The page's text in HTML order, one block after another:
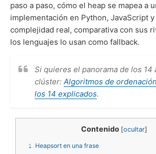
paso a paso, cómo el heap se mapea a
implementación en Python, JavaScript y
complejidad real, comparativa con sus
los lenguajes lo usan como fallback.
Si quieres el panorama de los 14
clúster: Algoritmos de
los 14 explicados.
Contenido [ocultar]
1 Heapsort en una frase